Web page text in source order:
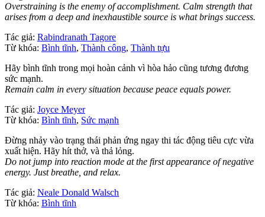
Overstraining is the enemy of accomplishment. Calm strength that
arises from a deep and inexhaustible source is what brings success.
Tác giả: Rabindranath Tagore
Từ khóa: Bình tĩnh, Thành công, Thành tựu
Hãy bình tĩnh trong mọi hoàn cảnh vì hòa hảo cũng tương đương
sức mạnh.
Remain calm in every situation because peace equals power.
Tác giả: Joyce Meyer
Từ khóa: Bình tĩnh, Sức mạnh
Đừng nhảy vào trạng thái phản ứng ngay thi tác động tiêu cực vừa
xuất hiện. Hãy hít thở, và thả lỏng.
Do not jump into reaction mode at the first appearance of negative
energy. Just breathe, and relax.
Tác giả: Neale Donald Walsch
Từ khóa: Bình tĩnh